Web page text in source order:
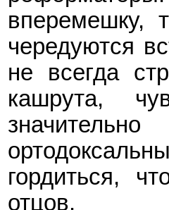
вперемешку,
чередуются
не всегда
кашрута,
гордиться,
отцов.